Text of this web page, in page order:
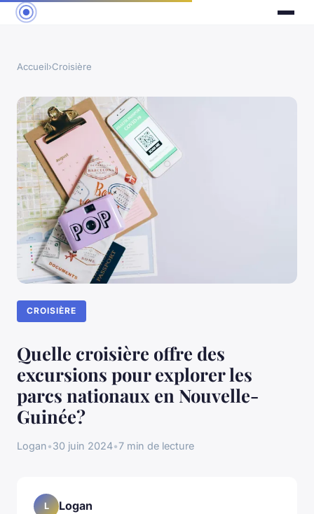
Accueil›Croisière
CROISIÈRE
Quelle croisière offre des
excursions pour explorer les
parcs nationaux en Nouvelle-
Guinée?
Logan•30 juin 2024•7 min de lecture
L Logan